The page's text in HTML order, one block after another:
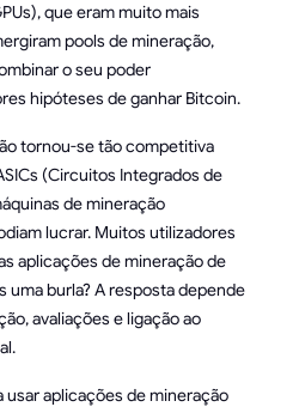
que eram muito mais
pools de mineração,
o seu poder
hipóteses de ganhar Bitcoin.
tornou-se tão competitiva
(Circuitos Integrados de
de mineração
lucrar. Muitos utilizadores
aplicações de mineração de
uma burla? A resposta depende
avaliações e ligação ao
usar aplicações de mineração